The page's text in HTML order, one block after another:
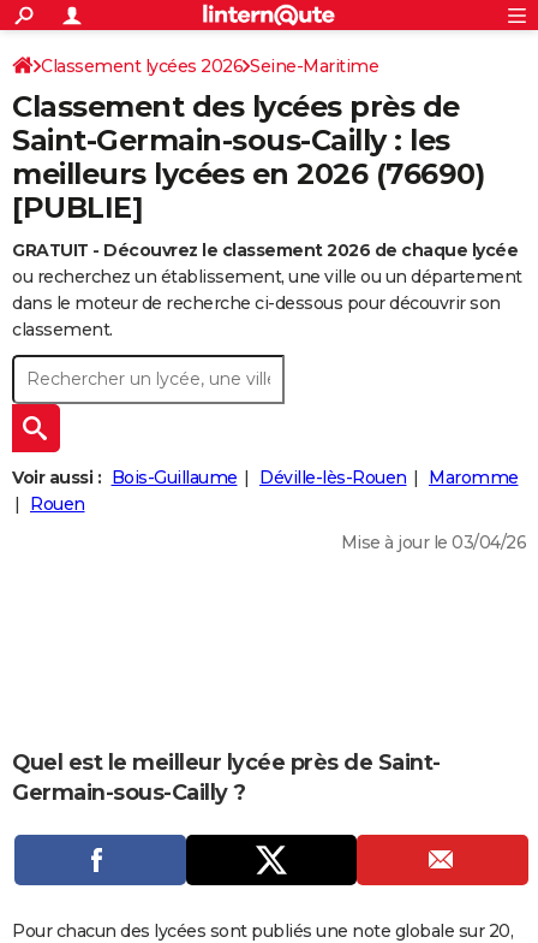
ACTUALITÉS
Politique
Société
Faits Divers
Education
Monde
Villes
+
SPORT
Coupe du monde 2026
Football
Tennis
Cyclisme
Rugby
Forum
CULTURE
Programme TV
TNT
Streaming
Cinéma
Sorties cinéma
Musique
+
FINANCE
Retraite
Impôts
Epargne
Immobilier
Risques naturels par ville
Banque
Assurance
Crédit
AUTO
Réserver un essai
Citadines
Berlines
Forum auto
HIGH-TECH
BRICOLAGE
Aménagement intérieur
Cuisine
Jardinage
+ WEEK-END
Guides de France
Escapades
Patrimoine
Expositions
Musées
Week-end nature
+
LIFESTYLE
SANTE
Alimentation
Guide de la santé
Maladies
Médicaments
Sommeil
Carte de Noël
Carte Bonne année
Carte Saint-Valentin
Carte Pâques
Carte d'anniversaire
DICTIONNAIRE
Dictionnaire
Biographies
Citations
Expressions
Proverbes
COPAINS D'AVANT
S'inscrire
Connexion
Classement lycées 2026 Seine-Maritime
Classement des lycées près de
Saint-Germain-sous-Cailly : les
meilleurs lycées en 2026 (76690)
[PUBLIE]
GRATUIT - Découvrez le classement 2026 de chaque lycée
ou recherchez un établissement, une ville ou un département
dans le moteur de recherche ci-dessous pour découvrir son
classement.
Voir aussi : Bois-Guillaume Déville-lès-Rouen
Maromme
Rouen
Mise à jour le 03/04/26
Quel est le meilleur lycée près de Saint-
Germain-sous-Cailly ?
Pour chacun des lycées sont publiés une note globale sur 20,